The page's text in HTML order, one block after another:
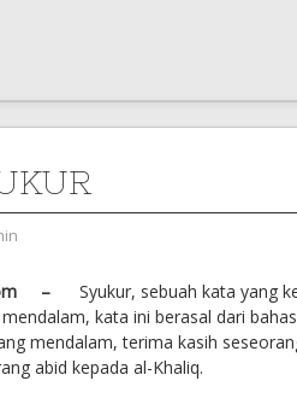
– Syukur, sebuah kata yang
kata ini berasal dari
mendalam, terima kasih
abid kepada al-Khaliq.